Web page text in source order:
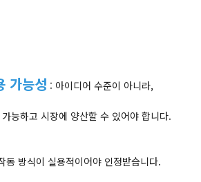
가능성 : 아이디어 수준이 아니라,
능하고 시장에 양산할 수 있어야 합니다.
동 방식이 실용적이어야 인정받습니다.